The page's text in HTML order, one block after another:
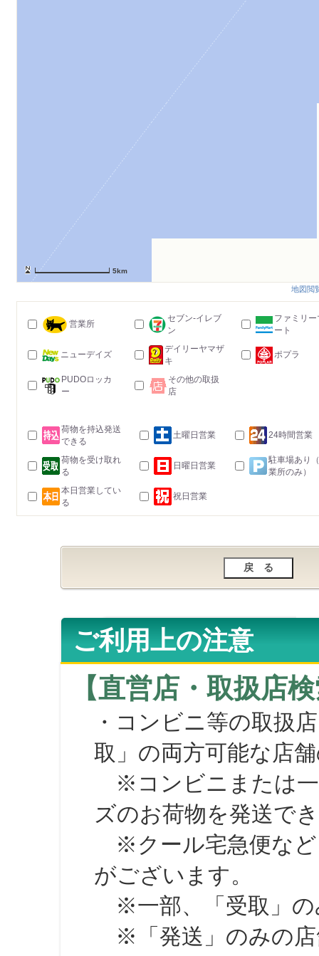
5km
地図閲
営業所
セブン-イレブ
ン
ファミリー
ート
ニューデイズ
デイリーヤマザ
キ
ポプラ
PUDOロッカ
ー
その他の取扱
店
荷物を持込発送
できる
土曜日営業 24時間営業
荷物を受け取れ
る
日曜日営業
駐車場あり
業所のみ）
本日営業してい
る
祝日営業
ご利用上の注意
【直営店・取扱店
・コンビニ等の取扱
取」の両方可能な店
※コンビニまたは一
ズのお荷物を発送で
※クール宅急便など
がございます。
※一部、「受取」の
※「発送」のみの店